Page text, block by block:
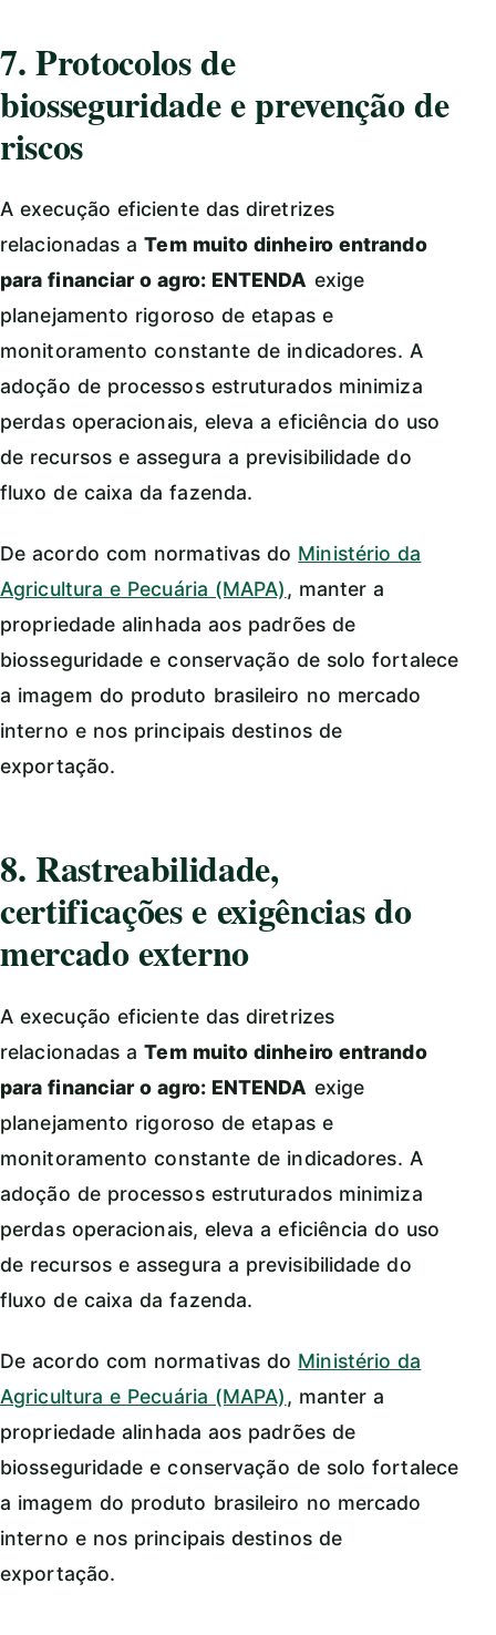
7. Protocolos de
biosseguridade e prevenção de
riscos
A execução eficiente das diretrizes
relacionadas aTem muito dinheiro entrando
para financiar o agro: ENTENDA exige
planejamento rigoroso de etapas e
monitoramento constante de indicadores. A
adoção de processos estruturados minimiza
perdas operacionais, eleva a eficiência do uso
de recursos e assegura a previsibilidade do
fluxo de caixa da fazenda.
De acordo com normativas do Ministério da
Agricultura e Pecuária (MAPA), manter a
propriedade alinhada aos padrões de
biosseguridade e conservação de solo fortalece
a imagem do produto brasileiro no mercado
interno e nos principais destinos de
exportação.
8. Rastreabilidade,
certificações e exigências do
mercado externo
A execução eficiente das diretrizes
relacionadas aTem muito dinheiro entrando
para financiar o agro: ENTENDA exige
planejamento rigoroso de etapas e
monitoramento constante de indicadores. A
adoção de processos estruturados minimiza
perdas operacionais, eleva a eficiência do uso
de recursos e assegura a previsibilidade do
fluxo de caixa da fazenda.
De acordo com normativas do Ministério da
Agricultura e Pecuária (MAPA), manter a
propriedade alinhada aos padrões de
biosseguridade e conservação de solo fortalece
a imagem do produto brasileiro no mercado
interno e nos principais destinos de
exportação.